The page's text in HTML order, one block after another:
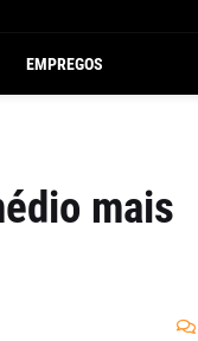
EMPREGOS
mais